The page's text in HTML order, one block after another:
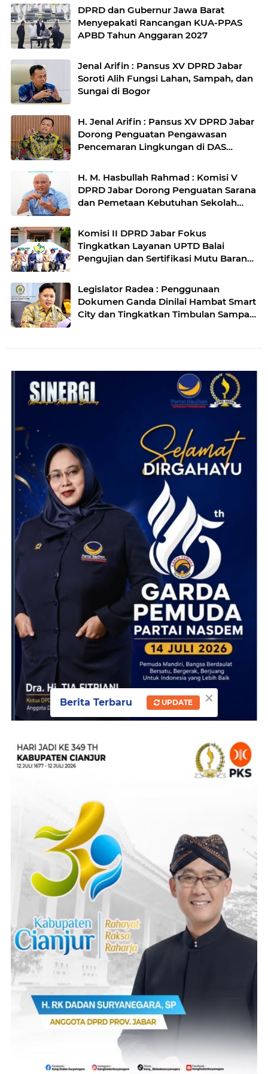
DPRD dan Gubernur Jawa Barat
Menyepakati Rancangan KUA-PPAS
APBD Tahun Anggaran 2027
Jenal Arifin : Pansus XV DPRD Jabar
Soroti Alih Fungsi Lahan, Sampah, dan
Sungai di Bogor
H. Jenal Arifin : Pansus XV DPRD Jabar
Dorong Penguatan Pengawasan
Pencemaran Lingkungan di DAS
H. M. Hasbullah Rahmad : Komisi V
DPRD Jabar Dorong Penguatan Sarana
dan Pemetaan Kebutuhan Sekolah
Komisi II DPRD Jabar Fokus
Tingkatkan Layanan UPTD Balai
Pengujian dan Sertifikasi Mutu Barang
Legislator Radea : Penggunaan
Dokumen Ganda Dinilai Hambat Smart
City dan Tingkatkan Timbulan Sampah
×
Berita Terbaru UPDATE